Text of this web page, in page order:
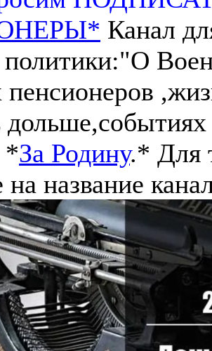
Канал
*За Родину.* Для
название